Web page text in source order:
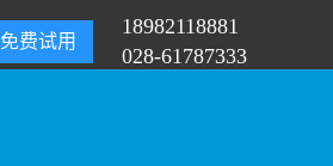
免费试用
18982118881
028-61787333